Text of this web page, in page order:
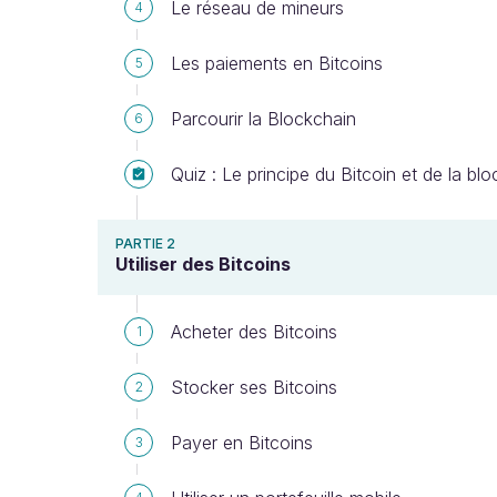
4 Le réseau de mineurs
5 Les paiements en Bitcoins
6 Parcourir la Blockchain
Quiz : Le principe du Bitcoin et de la
PARTIE 2
Utiliser des Bitcoins
1 Acheter des Bitcoins
2 Stocker ses Bitcoins
3 Payer en Bitcoins